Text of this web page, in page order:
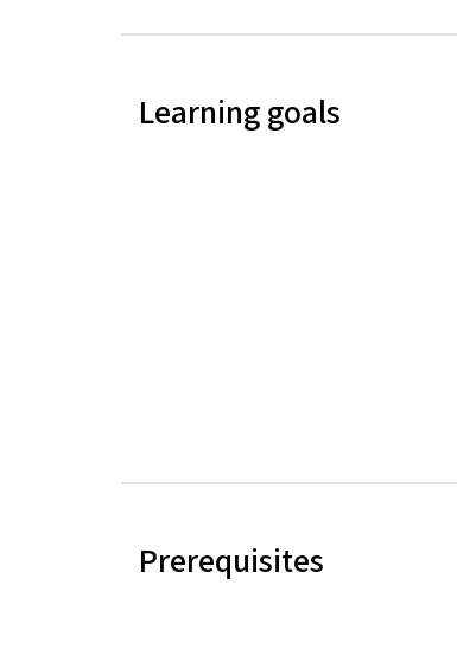
Learning goals
Prerequisites